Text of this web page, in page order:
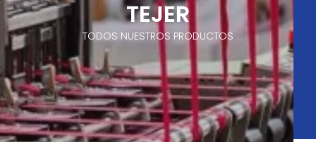
TEJER
TODOS NUESTROS PRODUCTOS